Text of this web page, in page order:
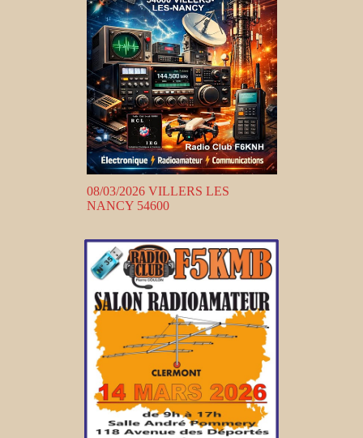
08/03/2026 VILLERS LES
NANCY 54600